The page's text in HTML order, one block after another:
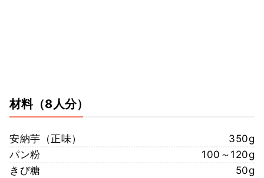
材料（8人分）
安納芋（正味）
350g
パン粉
100～120g
きび糖
50g